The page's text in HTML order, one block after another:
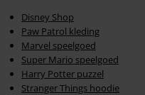
Disney Shop
Paw Patrol kleding
Marvel speelgoed
Super Mario speelgoed
Harry Potter puzzel
Stranger Things hoodie